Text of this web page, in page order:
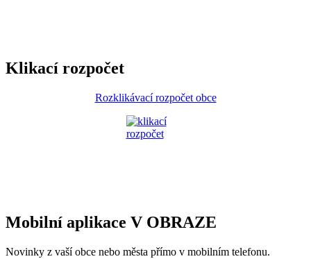
Klikací rozpočet
Rozklikávací rozpočet obce
Mobilní aplikace V OBRAZE
Novinky z vaší obce nebo města přímo v mobilním telefonu.